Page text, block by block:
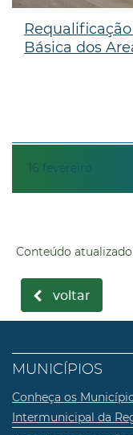
16 fevereiro
Básica dos
Conteúdo
voltar
MUNICÍPIOS
Conheça os
Intermunicipal da